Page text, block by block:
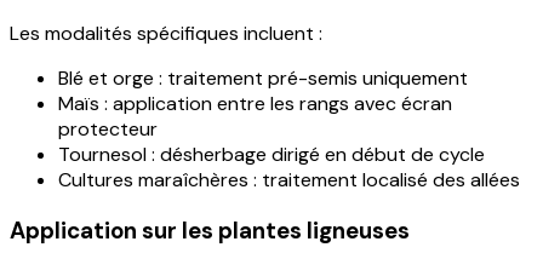
Les modalités spécifiques incluent :
Blé et orge : traitement pré-semis uniquement
Maïs : application entre les rangs avec écran
protecteur
Tournesol : désherbage dirigé en début de cycle
Cultures maraîchères : traitement localisé des allées
Application sur les plantes ligneuses